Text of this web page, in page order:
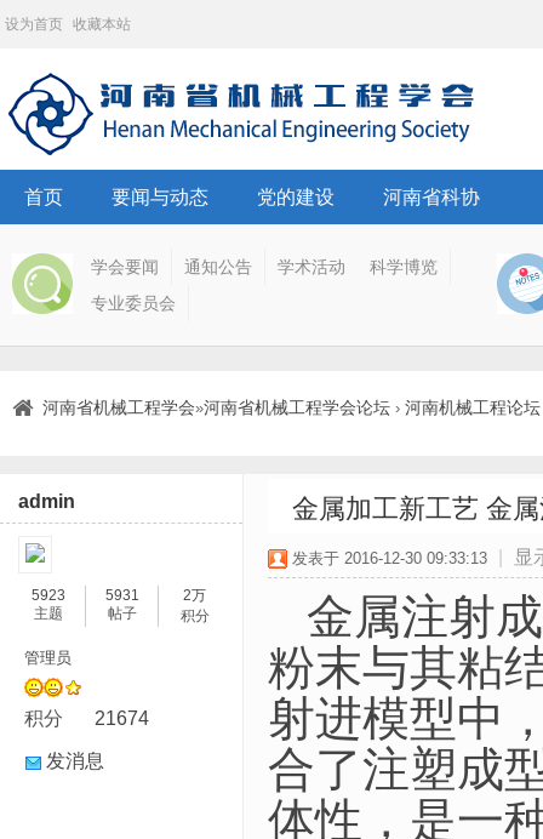
设为首页 收藏本站
首页 要闻与动态 党的建设 河南省科协
学会要闻 通知公告 学术活动
科学博览
专业委员会
河南省机械工程学会»河南省机械工程学会论坛 › 河南机械工程论坛
admin
5923
主题
5931
帖子
2万
积分
管理员
积分 21674
发消息
金属加工新工艺 金
发表于 2016-12-30 09:33:13 显
金属注射
粉末与其粘
射进模型中
合了注塑成
体性，是一